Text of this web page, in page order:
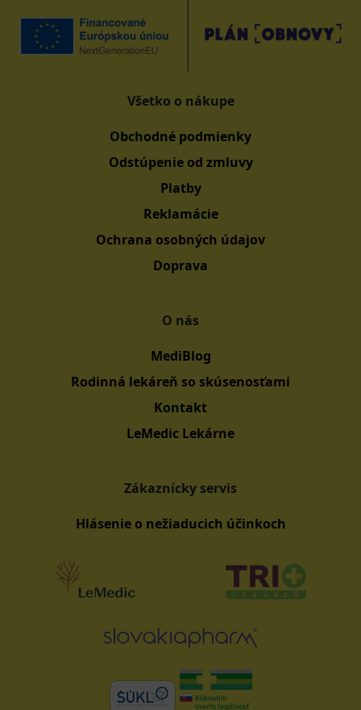
Všetko o nákupe
Obchodné podmienky
Odstúpenie od zmluvy
Platby
Reklamácie
Ochrana osobných údajov
Doprava
O nás
MediBlog
Rodinná lekáreň so skúsenosťami
Kontakt
LeMedic Lekárne
Zákaznícky servis
Hlásenie o nežiaducich účinkoch